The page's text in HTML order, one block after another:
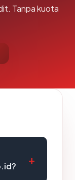
Tanpa kuota